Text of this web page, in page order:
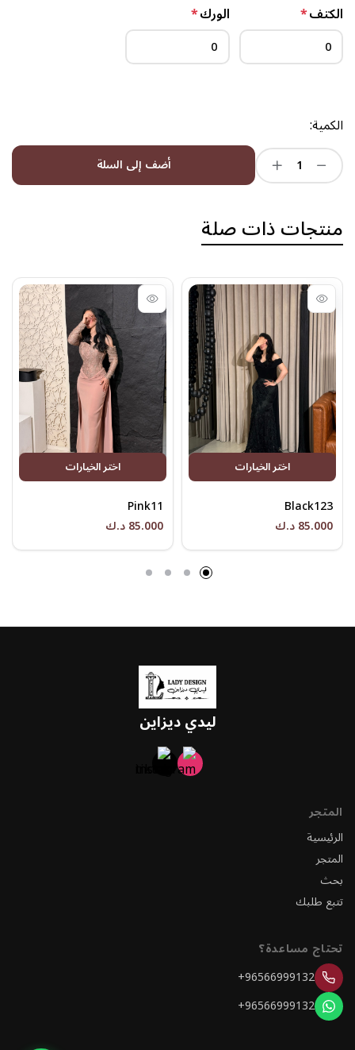
الكتف* الورك*
الكمية:
أضف إلى السلة
منتجات ذات صلة
اختر الخيارات
Black123
85.000 د.ك
اختر الخيارات
Pink11
85.000 د.ك
ليدي ديزاين
المتجر
الرئيسية
المتجر
بحث
تتبع طلبك
تحتاج مساعدة؟
+96566999132
+96566999132